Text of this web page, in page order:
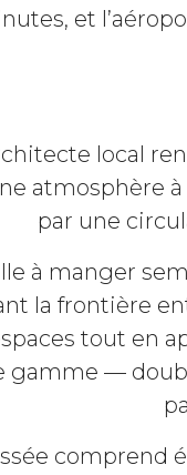
et
local
atmosphère
par une
à manger
la frontière
tout en
gamme —
comprend